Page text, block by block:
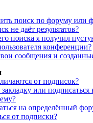
поиск по форуму или
не даёт результатов?
поиска я получил
конференции?
сообщения и
от подписок?
или подписаться
на определённый
от подписки?